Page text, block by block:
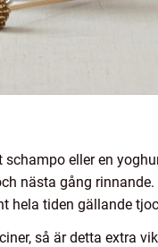
eller en
nästa gång
hela tiden gällande
så är detta extra